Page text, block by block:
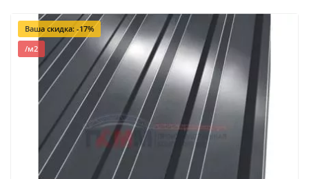
Ваша скидка: -17%
/м2